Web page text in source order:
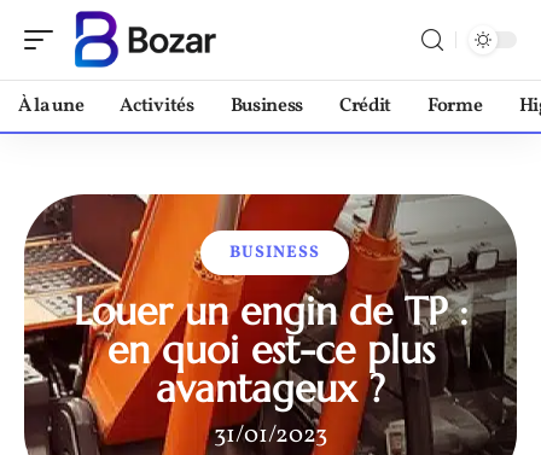
À la une Activités Business Crédit Forme
BUSINESS
Louer un engin de TP :
en quoi est-ce plus
avantageux ?
31/01/2023